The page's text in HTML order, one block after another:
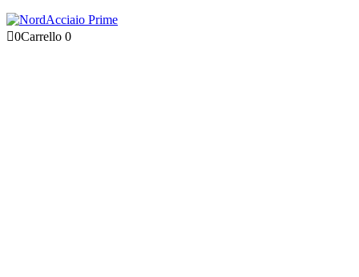
0Carrello 0